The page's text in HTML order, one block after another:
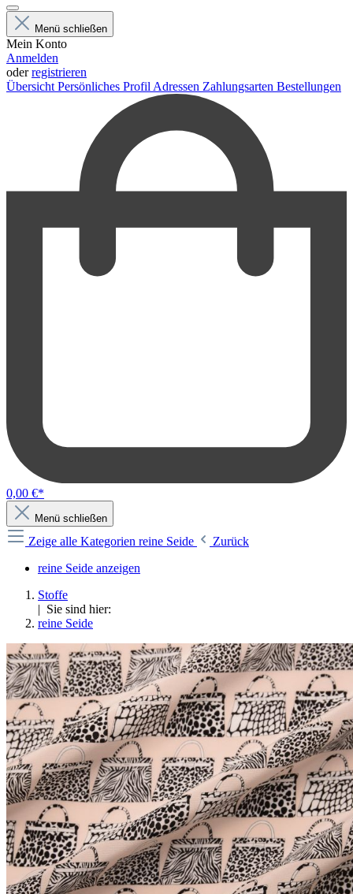
Menü schließen
Mein Konto
Anmelden
oderregistrieren
Übersicht Persönliches Profil Adressen Zahlungsarten Bestellungen
0,00 €*
Menü schließen
Zeige alle Kategorien reine Seide
Zurück
reine Seide anzeigen
Stoffe
| Sie sind hier:
reine Seide